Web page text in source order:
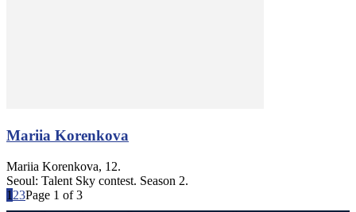
Mariia Korenkova
Mariia Korenkova, 12.
Seoul: Talent Sky contest. Season 2.
1 23Page 1 of 3